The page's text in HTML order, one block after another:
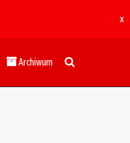
x
Archiwum